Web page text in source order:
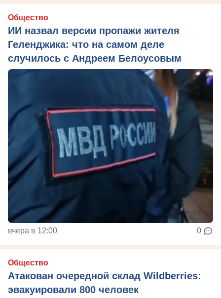
Общество
ИИ назвал версии пропажи жителя
Геленджика: что на самом деле
случилось с Андреем Белоусовым
вчера в 12:00 0
Общество
Атакован очередной склад Wildberries:
эвакуировали 800 человек